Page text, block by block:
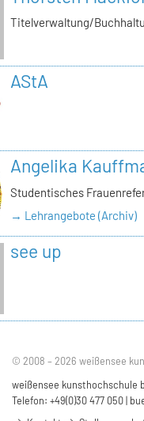
Titelverwaltung/
AStA
Angelika
Studentisches
→ Lehrangebote (Archiv)
see up
© 2008 – 2026 weißensee
weißensee kunsthochschule
Telefon: +49(0)30 477 050 |